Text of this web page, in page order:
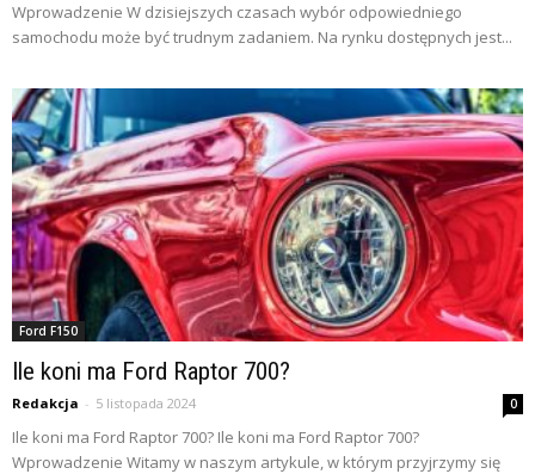
Wprowadzenie W dzisiejszych czasach wybór odpowiedniego
samochodu może być trudnym zadaniem. Na rynku dostępnych jest...
Ford F150
Ile koni ma Ford Raptor 700?
Redakcja - 5 listopada 2024 0
Ile koni ma Ford Raptor 700? Ile koni ma Ford Raptor 700?
Wprowadzenie Witamy w naszym artykule, w którym przyjrzymy się